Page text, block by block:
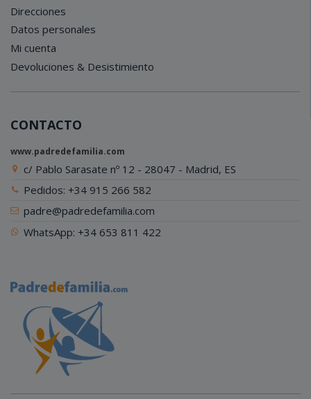
Direcciones
Datos personales
Mi cuenta
Devoluciones & Desistimiento
CONTACTO
www.padredefamilia.com
c/ Pablo Sarasate nº 12 - 28047 - Madrid, ES
Pedidos: +34 915 266 582
padre@padredefamilia.com
WhatsApp: +34 653 811 422